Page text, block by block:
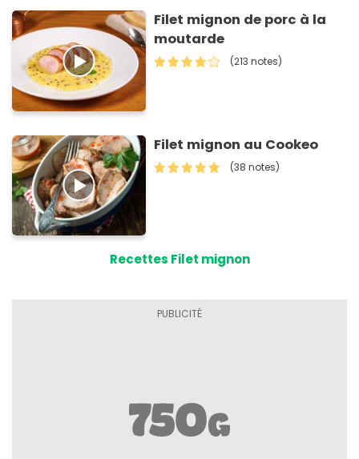
Filet mignon de porc à la
moutarde
(213 notes)
Filet mignon au Cookeo
(38 notes)
Recettes Filet mignon